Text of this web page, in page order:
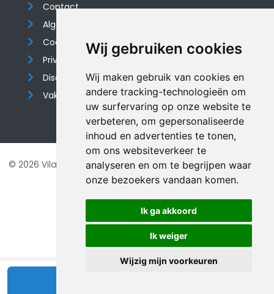
Wij gebruiken cookies
Wij maken gebruik van cookies en
andere tracking-technologieën om
uw surfervaring op onze website te
verbeteren, om gepersonaliseerde
inhoud en advertenties te tonen,
om ons websiteverkeer te
analyseren en om te begrijpen waar
onze bezoekers vandaan komen.
Ik ga akkoord
Ik weiger
Wijzig mijn voorkeuren
Contact
Algemene voorwaarden
Cookieverklaring
Privacyverklaring
Disclaimer
Vakantiehuis website
© 2026 Vilando Vakantiehuizen |Website door FalcoTravel
Veilig online betalen met